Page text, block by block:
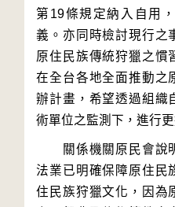
第19條規定納入自用
義。亦同時檢討現行之
原住民族傳統狩獵之慣
在全台各地全面推動之
辦計畫，希望透過組織
關係機關原民會說
法業已明確保障原住民
住民族狩獵文化，因為